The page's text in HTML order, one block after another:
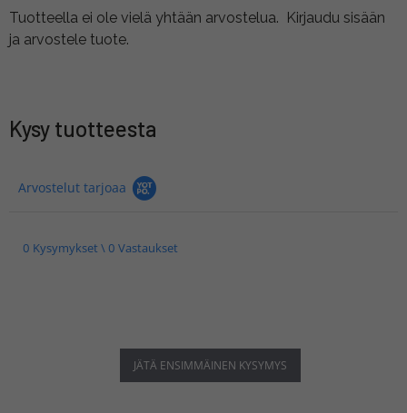
Tuotteella ei ole vielä yhtään arvostelua. Kirjaudu sisään
ja arvostele tuote.
Kysy tuotteesta
Arvostelut tarjoaa
0 Kysymykset \ 0 Vastaukset
JÄTÄ ENSIMMÄINEN KYSYMYS